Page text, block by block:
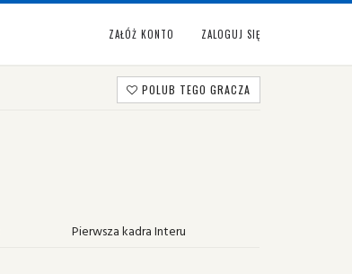
ZAŁÓŻ KONTO ZALOGUJ SIĘ
POLUB TEGO GRACZA
Pierwsza kadra Interu